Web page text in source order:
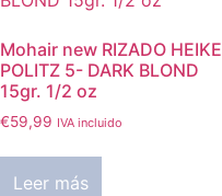
Mohair new RIZADO HEIKE
POLITZ 5- DARK BLOND
15gr. 1/2 oz
€59,99 IVA incluido
Leer más